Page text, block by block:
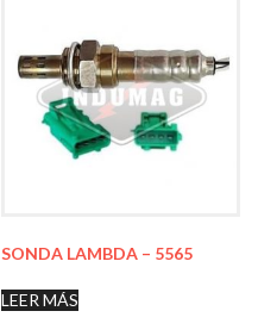
SONDA LAMBDA – 5565
LEER MÁS